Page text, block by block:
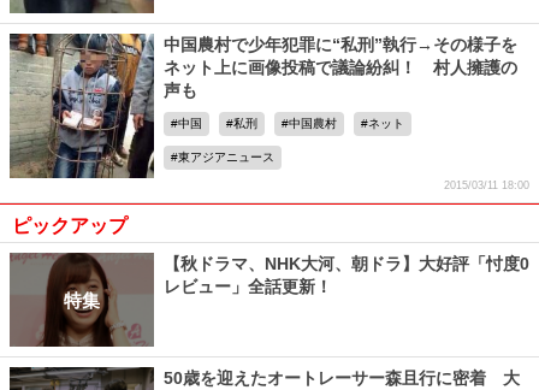
中国農村で少年犯罪に“私刑”執行→その様子を
ネット上に画像投稿で議論紛糾！ 村人擁護の
声も
中国 私刑 中国農村 ネット
東アジアニュース
2015/03/11 18:00
ピックアップ
特集
【秋ドラマ、NHK大河、朝ドラ】大好評「忖度0
レビュー」全話更新！
50歳を迎えたオートレーサー森且行に密着 大